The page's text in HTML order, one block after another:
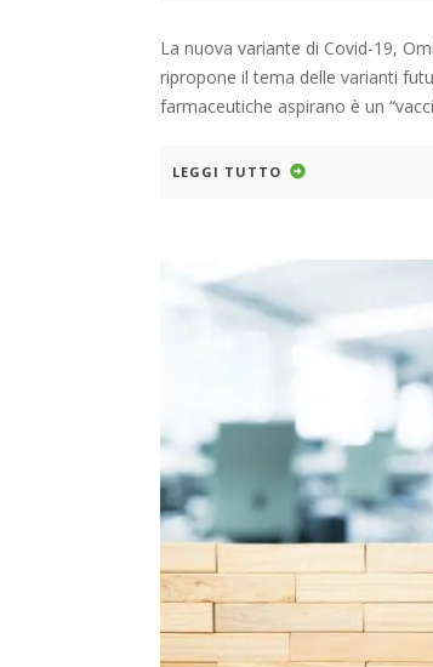
La nuova variante di Covid-19,
ripropone il tema delle varianti
farmaceutiche aspirano è un
LEGGI TUTTO